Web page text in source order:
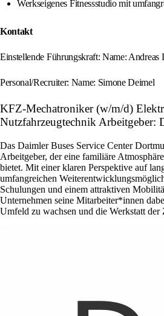
Werkseigenes Fitnessstudio mit
Kontakt
Einstellende Führungskraft: Name: Andreas
Personal/Recruiter: Name: Simone Deimel
KFZ-Mechatroniker (w/m/d)
Nutzfahrzeugtechnik Arbeitgeber:
Das Daimler Buses Service Center
Arbeitgeber, der eine familiäre
bietet. Mit einer klaren Perspektive auf
umfangreichen
Schulungen und einem attraktiven
Unternehmen seine Mitarbeiter*innen
Umfeld zu wachsen und die Werkstatt der